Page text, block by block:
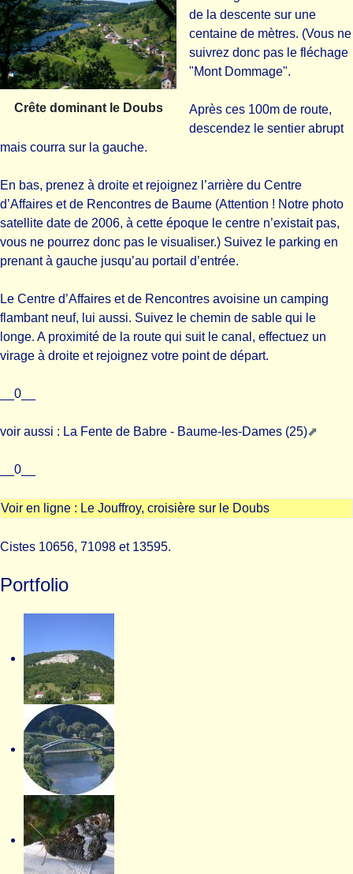
Crête dominant le Doubs
de la descente sur une
centaine de mètres. (Vous ne
suivrez donc pas le fléchage
"Mont Dommage".
Après ces 100m de route,
descendez le sentier abrupt
mais courra sur la gauche.
En bas, prenez à droite et rejoignez l’arrière du Centre
d’Affaires et de Rencontres de Baume (Attention ! Notre photo
satellite date de 2006, à cette époque le centre n’existait pas,
vous ne pourrez donc pas le visualiser.) Suivez le parking en
prenant à gauche jusqu’au portail d’entrée.
Le Centre d’Affaires et de Rencontres avoisine un camping
flambant neuf, lui aussi. Suivez le chemin de sable qui le
longe. A proximité de la route qui suit le canal, effectuez un
virage à droite et rejoignez votre point de départ.
__0__
voir aussi : La Fente de Babre - Baume-les-Dames (25)
__0__
Voir en ligne : Le Jouffroy, croisière sur le Doubs
Cistes 10656, 71098 et 13595.
Portfolio